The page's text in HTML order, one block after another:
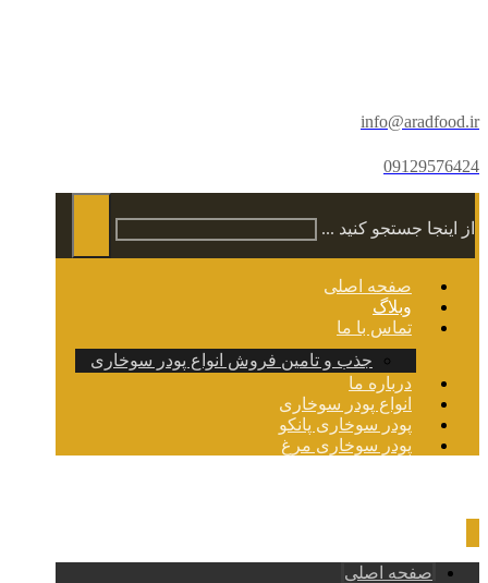
info@aradfood.ir
09129576424
از اینجا جستجو کنید ...
صفحه اصلی
وبلاگ
تماس با ما
جذب و تامین فروش انواع پودر سوخاری
درباره ما
انواع پودر سوخاری
پودر سوخاری پانکو
پودر سوخاری مرغ
صفحه اصلی